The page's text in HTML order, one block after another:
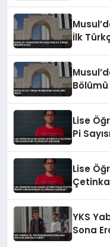
İlk
Bölümü
Lise
Pi
Lise
YKS
Sona